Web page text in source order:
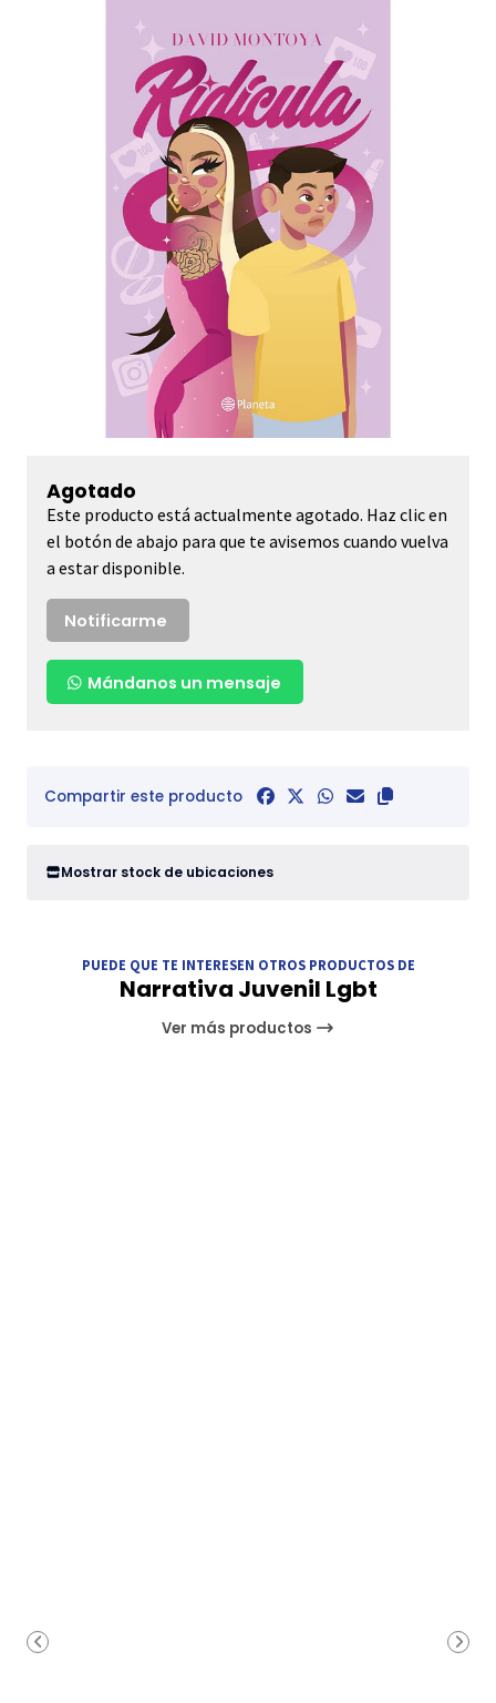
Agotado
Este producto está actualmente agotado. Haz clic en
el botón de abajo para que te avisemos cuando vuelva
a estar disponible.
Notificarme
Mándanos un mensaje
Compartir este producto
Mostrar stock de ubicaciones
PUEDE QUE TE INTERESEN OTROS PRODUCTOS DE
Narrativa Juvenil Lgbt
Ver más productos